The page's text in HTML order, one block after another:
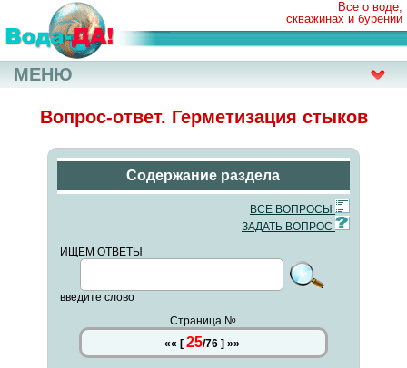
Все о воде,
скважинах и бурении
Вопрос-ответ. Герметизация стыков
Содержание раздела
ВСЕ ВОПРОСЫ
ЗАДАТЬ ВОПРОС
ИЩЕМ ОТВЕТЫ
введите слово
Страница №
«« [ 25/76] »»
МЕНЮ